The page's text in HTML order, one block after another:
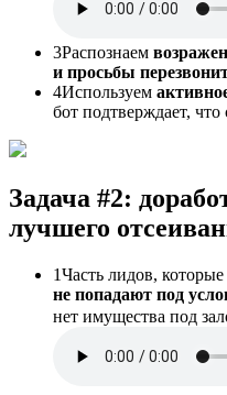
3Распознаем
и просьбы
4Используем
бот подтверждает,
Задача #2:
лучшего
1Часть лидов,
не попадают под
нет имущества под